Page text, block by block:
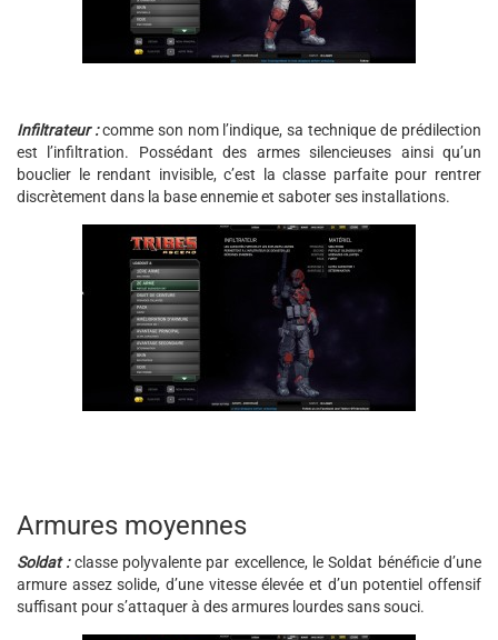
Infiltrateur : comme son nom l’indique, sa technique de prédilection
est l’infiltration. Possédant des armes silencieuses ainsi qu’un
bouclier le rendant invisible, c’est la classe parfaite pour rentrer
discrètement dans la base ennemie et saboter ses installations.
Armures moyennes
Soldat :classe polyvalente par excellence, le Soldat bénéficie d’une
armure assez solide, d’une vitesse élevée et d’un potentiel offensif
suffisant pour s’attaquer à des armures lourdes sans souci.